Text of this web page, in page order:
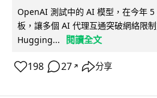
OpenAI 測試中的 AI 模型，在今年
板，讓多個 AI 代理互通突破網絡限
Hugging...
閱讀全文
198 27 ↗ 分享